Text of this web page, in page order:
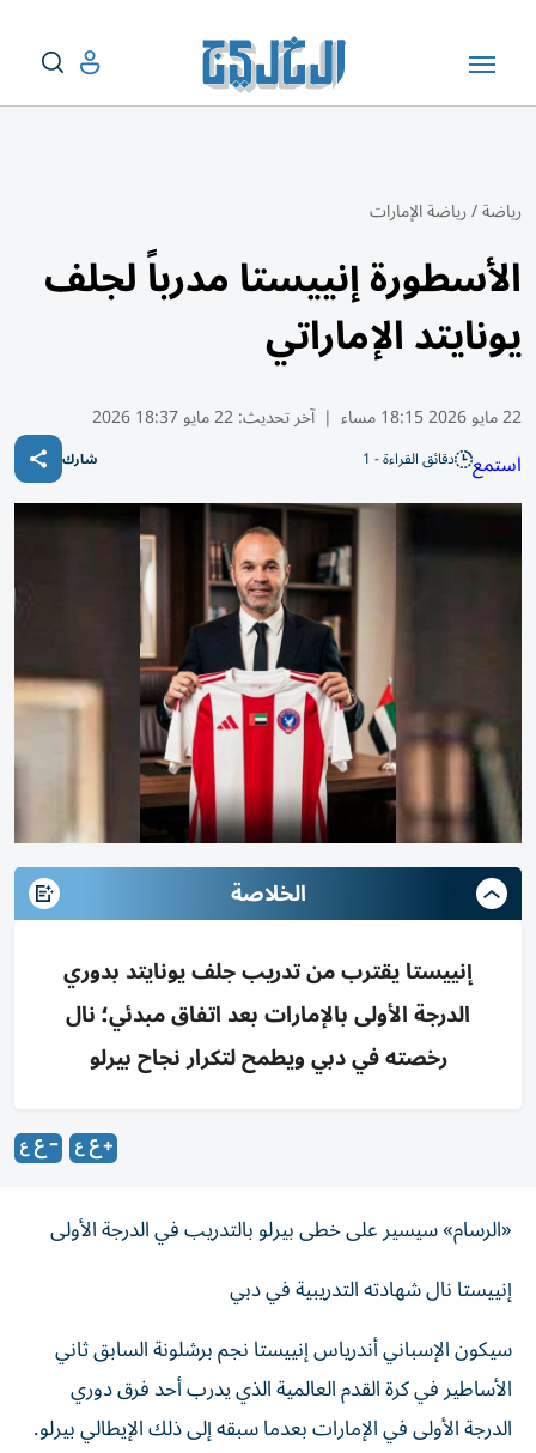
رياضة/رياضة الإمارات
الأسطورة إنييستا مدرباً لجلف
يونايتد الإماراتي
22 مايو 2026 18:15 مساء | آخر تحديث:22 مايو 18:37 2026
استمع دقائق القراءة - 1 شارك
الخلاصة
إنييستا يقترب من تدريب جلف يونايتد بدوري
الدرجة الأولى بالإمارات بعد اتفاق مبدئي؛ نال
رخصته في دبي ويطمح لتكرار نجاح بيرلو
«الرسام» سيسير على خطى بيرلو بالتدريب في الدرجة الأولى
إنييستا نال شهادته التدريبية في دبي
سيكون الإسباني أندرياس إنييستا نجم برشلونة السابق ثاني
الأساطير في كرة القدم العالمية الذي يدرب أحد فرق دوري
الدرجة الأولى في الإمارات بعدما سبقه إلى ذلك الإيطالي بيرلو.